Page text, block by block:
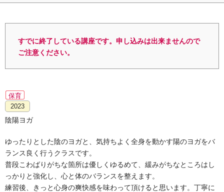
すでに終了している講座です。申し込みは出来ませんので
ご注意ください。
保育
2023
陰陽ヨガ
ゆったりとした陰のヨガと、気持ちよく全身を動かす陽のヨガをバ
ランス良く行うクラスです。
普段こわばりがちな箇所は優しくゆるめて、緩みがちなところはし
っかりと強化し、心と体のバランスを整えます。
練習後、きっと心身の爽快感を味わって頂けると思います。丁寧に